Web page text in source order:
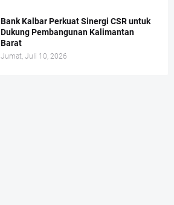
Bank Kalbar Perkuat Sinergi CSR untuk
Dukung Pembangunan Kalimantan
Barat
Jumat, Juli 10, 2026